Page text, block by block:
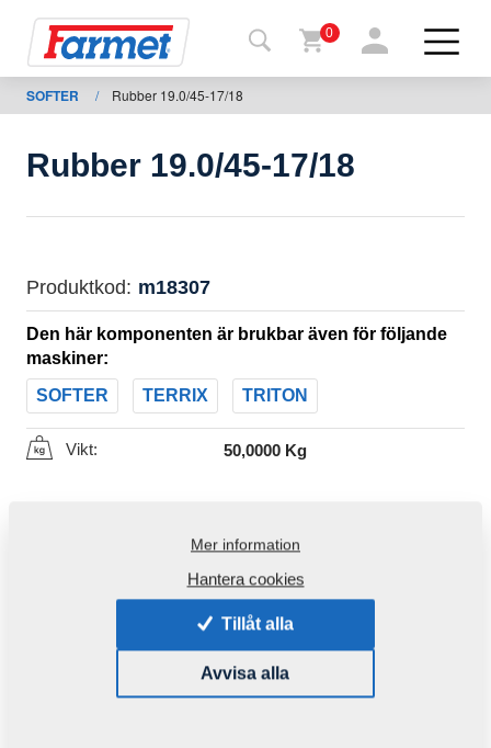
shop
Mina
maskiner
För
nedladdning
0
SOFTER / Rubber 19.0/45-17/18
Rubber 19.0/45-17/18
Produktkod: m18307
Den här komponenten är brukbar även för följande
maskiner:
SOFTER TERRIX TRITON
Vikt: 50,0000 Kg
Mer information
Hantera cookies
Tillåt alla
Avvisa alla